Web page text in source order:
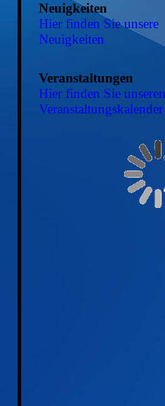
Neuigkeiten
Hier finden Sie unsere
Neuigkeiten
Veranstaltungen
Hier finden Sie unseren
Ver­an­stal­tungs­ka­len­der